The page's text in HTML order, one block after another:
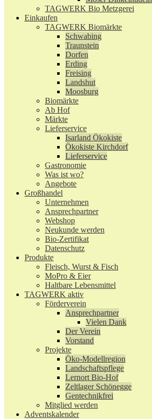
TAGWERK Bio Metzgerei
Einkaufen
TAGWERK Biomärkte
Schwabing
Traunstein
Dorfen
Erding
Freising
Landshut
Moosburg
Biomärkte
Ab Hof
Märkte
Lieferservice
Isarland Ökokiste
Ökokiste Kirchdorf
Lieferservice
Gastronomie
Was ist wo?
Angebote
Großhandel
Unternehmen
Ansprechpartner
Webshop
Neukunde werden
Bio-Zertifikat
Datenschutz
Produkte
Fleisch, Wurst & Fisch
MoPro & Eier
Haltbare Lebensmittel
TAGWERK aktiv
Förderverein
Ansprechpartner
Vielen Dank
Der Verein
Vorstand
Projekte
Öko-Modellregion
Landschaftspflege
Lernort Bio-Hof
Zeltlager Schönegge
Gentechnikfrei
Mitglied werden
Adventskalender